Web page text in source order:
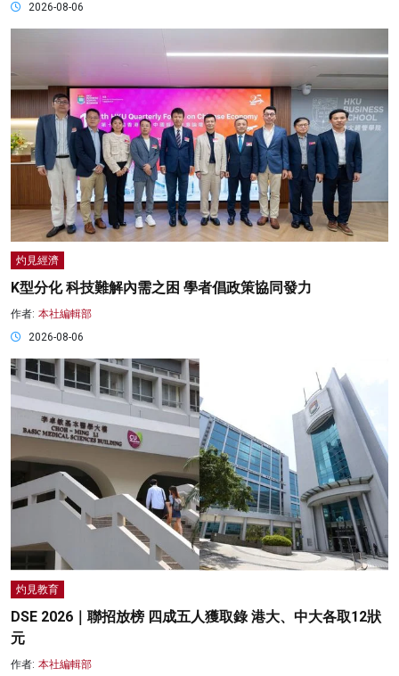
2026-08-06
灼見經濟
K型分化 科技難解內需之困 學者倡政策協同發力
作者: 本社編輯部
2026-08-06
灼見教育
DSE 2026｜聯招放榜 四成五人獲取錄 港大、中大各取12狀
元
作者: 本社編輯部